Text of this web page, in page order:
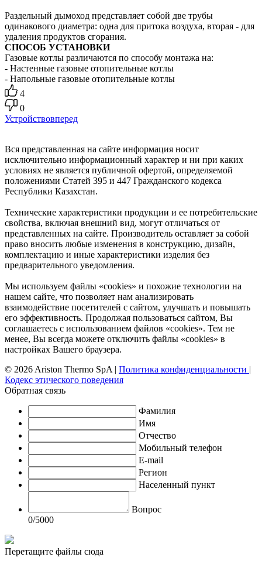
Раздельный дымоход представляет собой две трубы
одинакового диаметра: одна для притока воздуха, вторая - для
удаления продуктов сгорания.
СПОСОБ УСТАНОВКИ
Газовые котлы различаются по способу монтажа на:
- Настенные газовые отопительные котлы
- Напольные газовые отопительные котлы
4
0
Устройствовперед
Вся представленная на сайте информация носит
исключительно информационный характер и ни при каких
условиях не является публичной офертой, определяемой
положениями Статей 395 и 447 Гражданского кодекса
Республики Казахстан.
Технические характеристики продукции и ее потребительские
свойства, включая внешний вид, могут отличаться от
представленных на сайте. Производитель оставляет за собой
право вносить любые изменения в конструкцию, дизайн,
комплектацию и иные характеристики изделия без
предварительного уведомления.
Мы используем файлы «cookies» и похожие технологии на
нашем сайте, что позволяет нам анализировать
взаимодействие посетителей с сайтом, улучшать и повышать
его эффективность. Продолжая пользоваться сайтом, Вы
соглашаетесь с использованием файлов «cookies». Тем не
менее, Вы всегда можете отключить файлы «cookies» в
настройках Вашего браузера.
© 2026 Ariston Thermo SpA | Политика конфиденциальности |
Кодекс этического поведения
Обратная связь
Фамилия
Имя
Отчество
Мобильный телефон
E-mail
Регион
Населенный пункт
Вопрос
0/5000
Перетащите файлы сюда